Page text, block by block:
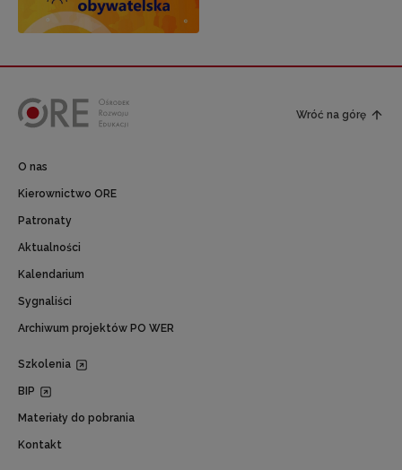
Wróć na górę
O nas
Kierownictwo ORE
Patronaty
Aktualności
Kalendarium
Sygnaliści
Archiwum projektów PO WER
Szkolenia
BIP
Materiały do pobrania
Kontakt